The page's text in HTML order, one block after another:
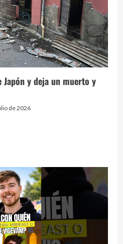
Japón y deja un muerto y
de 2026